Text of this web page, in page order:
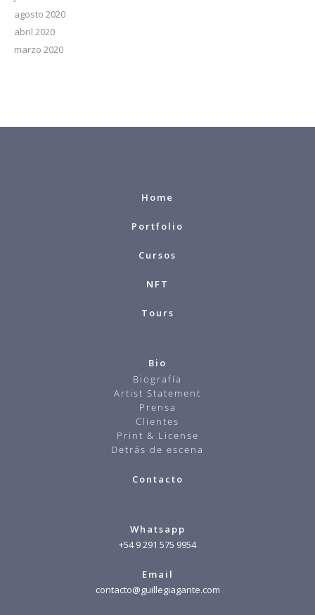
agosto 2020
abril 2020
marzo 2020
Home
Portfolio
Cursos
NFT
Tours
Bio
Biografía
Artist Statement
Prensa
Clientes
Print & License
Detrás de escena
Contacto
Whatsapp
+54 9 291 575 9954
Email
contacto@guillegiagante.com